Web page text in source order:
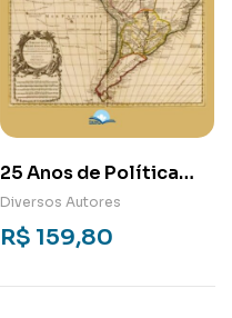
25 Anos de Política
Externa Brasileira:
1996-2021
Diversos Autores
R$ 159,80